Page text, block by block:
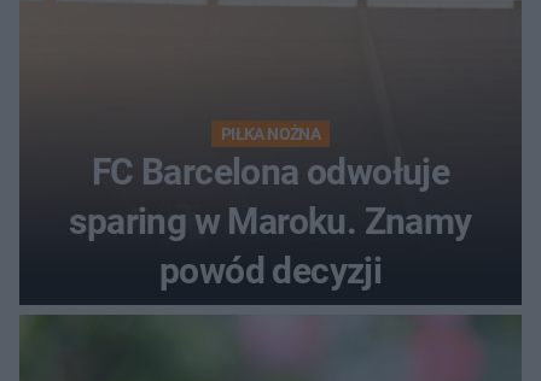
PIŁKA NOŻNA
FC Barcelona odwołuje
sparing w Maroku. Znamy
powód decyzji